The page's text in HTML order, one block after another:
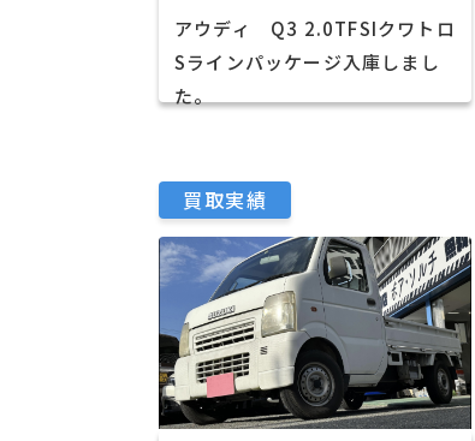
アウディ Q3 2.0TFSIクワトロ
Sラインパッケージ入庫しまし
た。
買取実績